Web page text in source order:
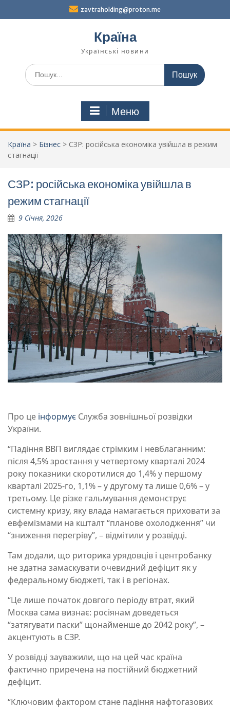
zavtraholding@proton.me
Країна
Українські новини
Шукати:
Меню
Країна > Бізнес > СЗР: російська економіка увійшла в режим
стагнації
СЗР: російська економіка увійшла в
режим стагнації
9 Січня, 2026
Про це інформує Служба зовнішньої розвідки
України.
“Падіння ВВП виглядає стрімким і невблаганним:
після 4,5% зростання у четвертому кварталі 2024
року показники скоротилися до 1,4% у першому
кварталі 2025-го, 1,1% – у другому та лише 0,6% – у
третьому. Це різке гальмування демонструє
системну кризу, яку влада намагається приховати за
евфемізмами на кшталт “планове охолодження” чи
“зниження перегріву”, – відмітили у розвідці.
Там додали, що риторика урядовців і центробанку
не здатна замаскувати очевидний дефіцит як у
федеральному бюджеті, так і в регіонах.
“Це лише початок довгого періоду втрат, який
Москва сама визнає: росіянам доведеться
“затягувати паски” щонайменше до 2042 року”, –
акцентують в СЗР.
У розвідці зауважили, що на цей час країна
фактично приречена на постійний бюджетний
дефіцит.
“Ключовим фактором стане падіння нафтогазових